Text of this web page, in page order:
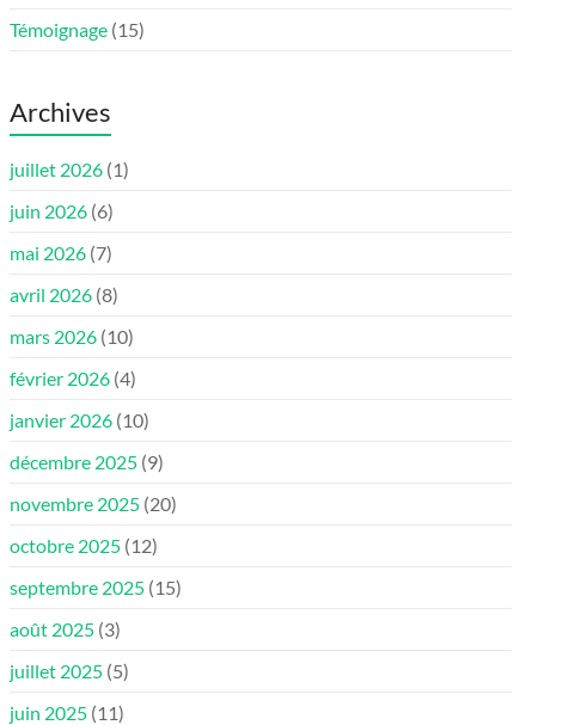
Témoignage (15)
Archives
juillet 2026 (1)
juin 2026 (6)
mai 2026 (7)
avril 2026 (8)
mars 2026 (10)
février 2026 (4)
janvier 2026 (10)
décembre 2025 (9)
novembre 2025 (20)
octobre 2025 (12)
septembre 2025 (15)
août 2025 (3)
juillet 2025 (5)
juin 2025 (11)